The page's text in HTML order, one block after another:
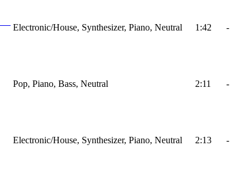
Electronic/House, Synthesizer, Piano, Neutral 1:42 -
Pop, Piano, Bass, Neutral 2:11 -
Electronic/House, Synthesizer, Piano, Neutral 2:13 -